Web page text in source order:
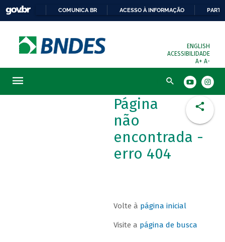
COMUNICA BR ACESSO À INFORMAÇÃO
ENGLISH
ACESSIBILIDADE
A+ A-
Busca
Página
não
encontrada -
erro 404
Volte à página inicial
Visite a página de busca